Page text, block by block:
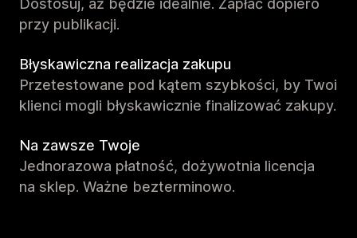
Dostosuj, aż będzie idealnie. Zapłać dopiero
przy publikacji.
Błyskawiczna realizacja zakupu
Przetestowane pod kątem szybkości, by Twoi
klienci mogli błyskawicznie finalizować zakupy.
Na zawsze Twoje
Jednorazowa płatność, dożywotnia licencja
na sklep. Ważne bezterminowo.